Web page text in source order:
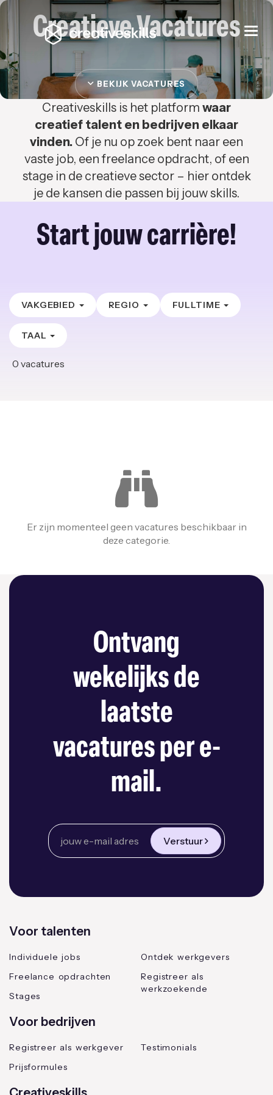
Creatieve Vacatures
BEKIJK VACATURES
Creativeskills is het platform waar
creatief talent en bedrijven elkaar
vinden. Of je nu op zoek bent naar een
vaste job, een freelance opdracht, of een
stage in de creatieve sector – hier ontdek
je de kansen die passen bij jouw skills.
Start jouw carrière!
VAKGEBIED REGIO FULLTIME
TAAL
0 vacatures
Er zijn momenteel geen vacatures beschikbaar in
deze categorie.
Ontvang
wekelijks de
laatste
vacatures per e-
mail.
Verstuur
Voor talenten
Individuele jobs
Freelance opdrachten
Stages
Ontdek werkgevers
Registreer als
werkzoekende
Voor bedrijven
Registreer als werkgever
Prijsformules
Testimonials